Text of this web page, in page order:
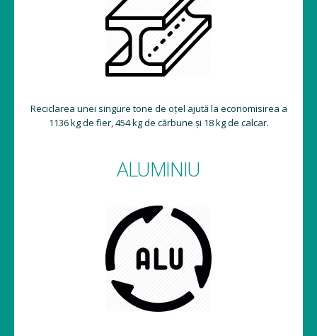
Reciclarea unei singure tone de oțel ajută la economisirea a
1136 kg de fier, 454 kg de cărbune și 18 kg de calcar.
ALUMINIU